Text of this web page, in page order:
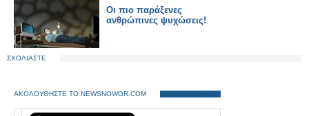
Οι πιο παράξενες
ανθρώπινες ψυχώσεις!
ΣΧΟΛΙΑΣΤΕ
ΑΚΟΛΟΥΘΗΣΤΕ ΤΟ NEWSNOWGR.COM